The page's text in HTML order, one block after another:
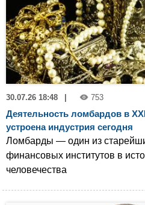
30.07.26 18:48 753
Деятельность ломбардов в
устроена индустрия сегодня
Ломбарды — один из
финансовых институтов в
человечества